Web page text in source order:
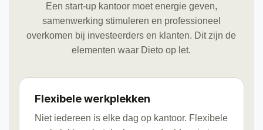
Een start-up kantoor moet energie geven,
samenwerking stimuleren en professioneel
overkomen bij investeerders en klanten. Dit zijn de
elementen waar Dieto op let.
Flexibele werkplekken
Niet iedereen is elke dag op kantoor. Flexibele